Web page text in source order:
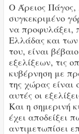
Ο Άρειος Πάγος,
συγκεκριμένο
να προφυλάξει,
Ελλάδας και
του, είναι
εξελίξεων, τις
κυβέρνηση με
της χώρας είναι
αυτές οι
Και η σημερινή
έχει αποδείξει
αντιμετωπίσει